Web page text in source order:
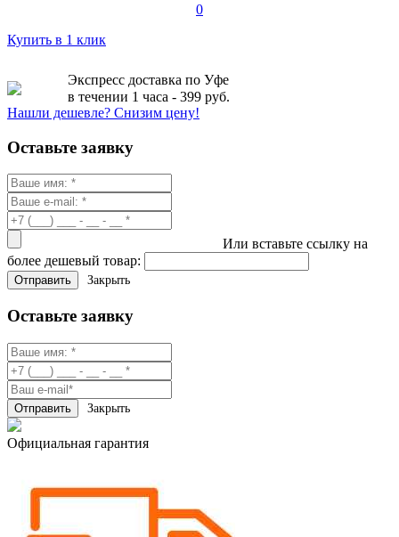
0
Купить в 1 клик
Экспресс доставка по Уфе
в течении 1 часа - 399 руб.
Нашли дешевле? Снизим цену!
Оставьте заявку
Или вставьте ссылку на
более дешевый товар:
Закрыть
Оставьте заявку
Закрыть
Официальная гарантия